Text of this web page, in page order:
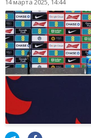
14 марта 2025, 14:44